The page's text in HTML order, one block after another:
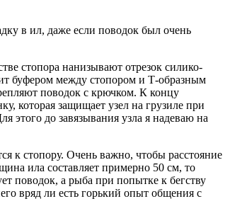
в ил, даже если пово­док был очень
стопо­ра нанизывают отрезок силико­
буфером между стопором и Т-образным
поводок с крючком. К концу
которая защищает узел на грузиле при
этого до завязыва­ния узла я надеваю на
к стопору. Очень важно, чтобы расстояние
ила составляет примерно 50 см, то
поводок, а рыба при по­пытке к бегству
вряд ли есть горький опыт общения с